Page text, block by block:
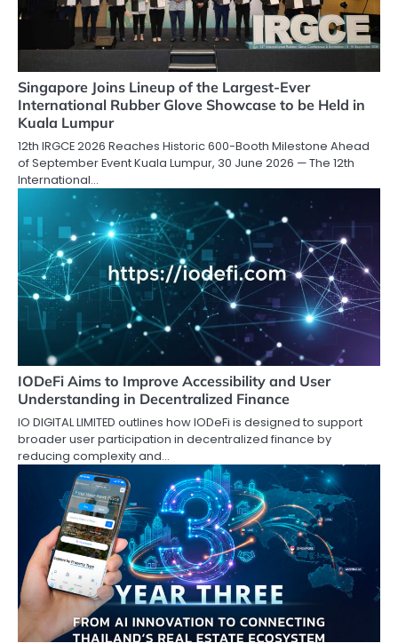
Singapore Joins Lineup of the Largest-Ever
International Rubber Glove Showcase to be Held in
Kuala Lumpur
12th IRGCE 2026 Reaches Historic 600-Booth Milestone Ahead
of September Event Kuala Lumpur, 30 June 2026 — The 12th
International…
IODeFi Aims to Improve Accessibility and User
Understanding in Decentralized Finance
IO DIGITAL LIMITED outlines how IODeFi is designed to support
broader user participation in decentralized finance by
reducing complexity and…